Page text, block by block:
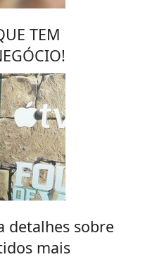
TEM
detalhes sobre
mais